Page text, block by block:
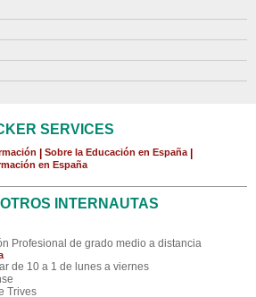
SERVICES
Sobre la Educación en España
en España
INTERNAUTAS
Profesional de grado medio a distancia
de 10 a 1 de lunes a viernes
Trives